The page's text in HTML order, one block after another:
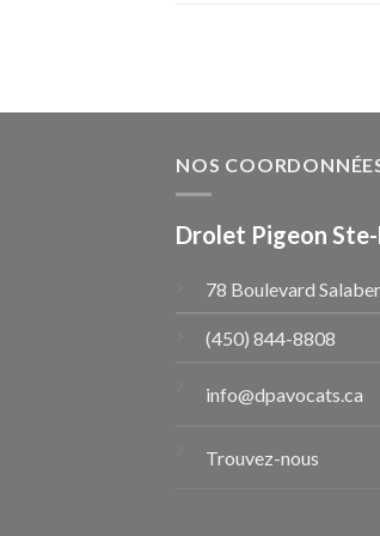
NOS
Drolet Pigeon
78 Boulevard
(450) 844-8808
info@dpavocats.ca
Trouvez-nous